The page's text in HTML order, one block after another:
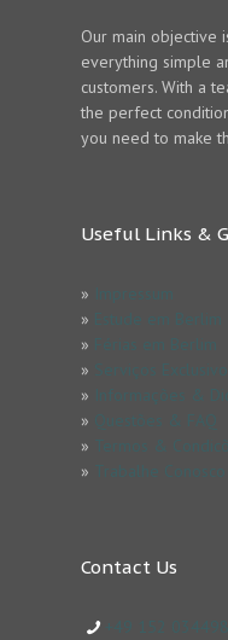
Our main objective
everything simple
customers. With a
the perfect
you need to make
Useful Links &
»
»
»
»
»
»
»
»
Contact Us